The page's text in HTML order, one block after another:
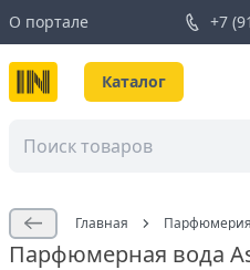
О портале +7
Каталог
Главная Парфюмерия
Парфюмерная вода